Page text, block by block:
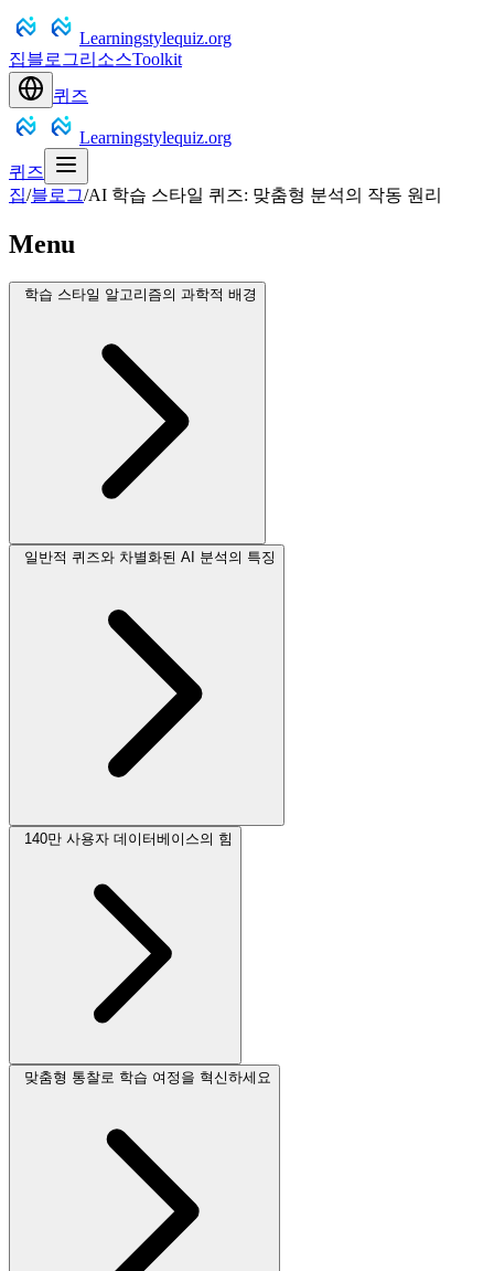
Learningstylequiz.org
집블로그리소스Toolkit
퀴즈
Learningstylequiz.org
퀴즈
집/블로그/AI 학습 스타일 퀴즈: 맞춤형 분석의 작동 원리
Menu
학습 스타일 알고리즘의 과학적 배경
일반적 퀴즈와 차별화된 AI 분석의 특징
140만 사용자 데이터베이스의 힘
맞춤형 통찰로 학습 여정을 혁신하세요